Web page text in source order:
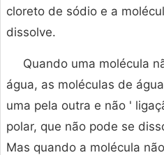
cloreto de sódio e a
dissolve.
Quando uma molécula
água, as moléculas de
uma pela outra e não '
polar, que não pode se
Mas quando a molécula